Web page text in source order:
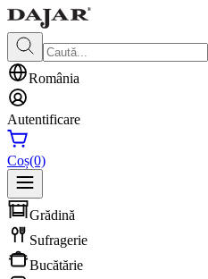
România
Autentificare
Coș(0)
Grădină
Sufragerie
Bucătărie